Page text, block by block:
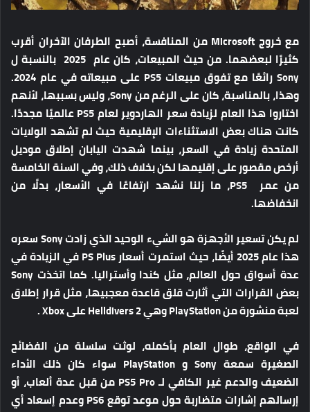
مع خروج Microsoft من المنافسة، أصبح الطرفان الآخران أقرب
كثيرًا لبعضهما. من حيث المبيعات، كان عام 2025 بالنسبة ل
Sony رائعًا مع تفوق مبيعات PS5 على مبيعاته في عام 2024.
وهذا، بالمناسبة، كان على الرغم من Sony، وليس بسببها، لأنهم
اختاروا هذا العام لزيادة سعر الهاردوير لعام PS5 عالميًا مجددًا.
كانت هناك بعض الاستثناءات الإقليمية حيث لم تشهد الولايات
المتحدة زيادة في السعر، بينما شهدت اليابان إطلاق موديل
أرخص مقصور على إقليمها لكن بخلاف ذلك، وفي السنة الخامسة
من عمر PS5، ما زلنا نشهد ارتفاعًا في الأسعار، بدلًا من
انخفاضها.
لم يكن تسعير الأجهزة هو الشيء الوحيد الذي زادت Sony سعره
هذا عام 2025 أيضًا، حيث استمرت أسعار PS Plus في الزيادة في
عدة أسواق حول العالم، مثل كندا وأستراليا. كما اتخذت Sony
بعض القرارات التي أثارت قلق قاعدة معجبيها، مثل قرار إطلاق
لعبة منشورة من PlayStation وهي Helldivers 2 على Xbox .
في الواقع، طوال العام بأكمله، لوثت سلسلة من الفضائح
الصغيرة سمعة Sony و PlayStation سواء كان ذلك الأداء
الضعيف والدعم غير الكافي لـ PS5 Pro من قبل عدة ألعاب، أو
إرسالهم إشارات متضاربة حول موعد توقع PS6 وعدم إسعاد أي